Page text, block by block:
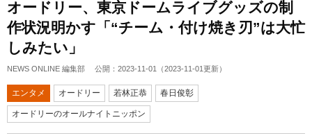
オードリー、東京ドームライブグッズの制
作状況明かす「“チーム・付け焼き刃”は大忙
しみたい」
NEWS ONLINE 編集部 公開： 2023-11-01 （2023-11-01更新）
エンタメ オードリー 若林正恭 春日俊彰
オードリーのオールナイトニッポン